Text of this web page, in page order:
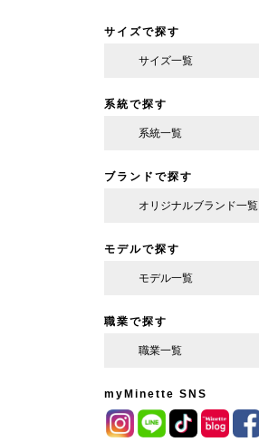
サイズで探す
サイズ一覧
系統で探す
系統一覧
ブランドで探す
オリジナルブランド一覧
モデルで探す
モデル一覧
職業で探す
職業一覧
myMinette SNS